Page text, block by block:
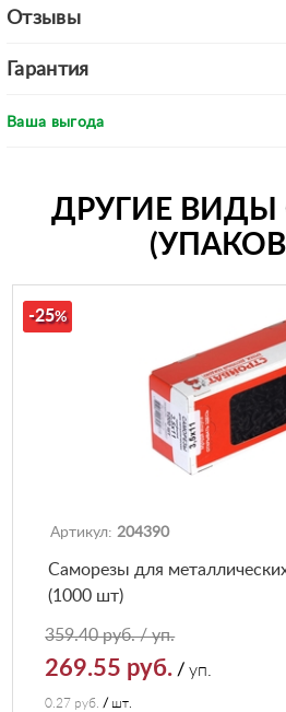
Отзывы
Гарантия
Ваша выгода
ДРУГИЕ ВИДЫ
-25%
Артикул: 204390
Саморезы для
(1000 шт)
359.40 руб. / уп.
269.55 руб. /уп.
0.27 руб. / шт.